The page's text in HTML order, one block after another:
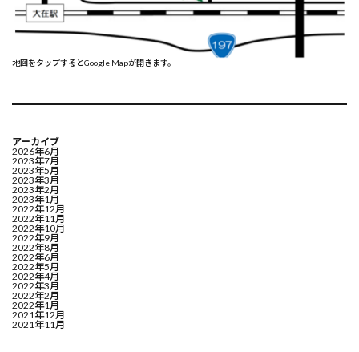
地図をタップするとGoogle Mapが開きます。
アーカイブ
2026年6月
2023年7月
2023年5月
2023年3月
2023年2月
2023年1月
2022年12月
2022年11月
2022年10月
2022年9月
2022年8月
2022年6月
2022年5月
2022年4月
2022年3月
2022年2月
2022年1月
2021年12月
2021年11月